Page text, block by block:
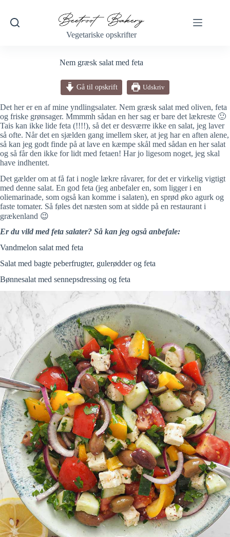
indhold
Vegetariske opskrifter
Nem græsk salat med feta
Gå til opskrift Udskriv
Det her er en af mine yndlingsalater. Nem græsk salat med oliven, feta
og friske grønsager. Mmmmh sådan en her sag er bare det lækreste 🙂
Tais kan ikke lide feta (!!!!), så det er desværre ikke en salat, jeg laver
så ofte. Når det en sjælden gang imellem sker, at jeg har en aften alene,
så kan jeg godt finde på at lave en kæmpe skål med sådan en her salat
og så får den ikke for lidt med fetaen! Har jo ligesom noget, jeg skal
have indhentet.
Det gælder om at få fat i nogle lækre råvarer, for det er virkelig vigtigt
med denne salat. En god feta (jeg anbefaler en, som ligger i en
oliemarinade, som også kan komme i salaten), en sprød øko agurk og
faste tomater. Så føles det næsten som at sidde på en restaurant i
grækenland 😉
Er du vild med feta salater? Så kan jeg også anbefale:
Vandmelon salat med feta
Salat med bagte peberfrugter, gulerødder og feta
Bønnesalat med sennepsdressing og feta